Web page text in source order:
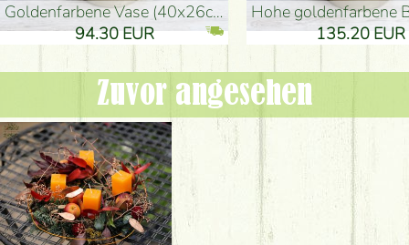
goldenfarbene Vase (40x26cm)
94.30 EUR
hohe goldenfarbene
135.20 EUR
Zuvor angesehen